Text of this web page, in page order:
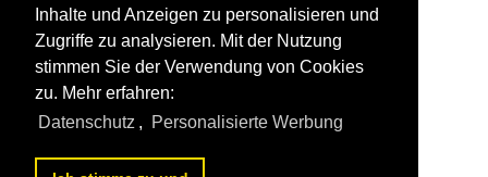
Inhalte und Anzeigen zu personalisieren und
Zugriffe zu analysieren. Mit der Nutzung
stimmen Sie der Verwendung von Cookies
zu. Mehr erfahren:
Datenschutz , Personalisierte Werbung